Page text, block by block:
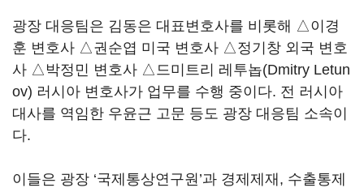
광장 대응팀은 김동은 대표변호사를 비롯해 △이경
훈 변호사 △권순엽 미국 변호사 △정기창 외국 변호
사 △박정민 변호사 △드미트리 레투놉(Dmitry Letun
ov) 러시아 변호사가 업무를 수행 중이다. 전 러시아
대사를 역임한 우윤근 고문 등도 광장 대응팀 소속이
다.
이들은 광장 ‘국제통상연구원’과 경제제재, 수출통제